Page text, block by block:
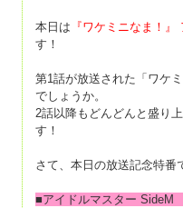
本日は 『ワケミニなま！
す！
第1話が放送された「ワケ
でしょうか。
2話以降もどんどんと盛り
す！
さて、本日の放送記念特番
■アイドルマスター